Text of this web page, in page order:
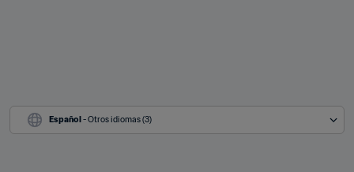
Español - Otros idiomas (3)